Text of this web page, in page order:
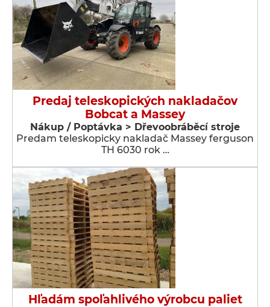
Predaj teleskopických nakladačov
Bobcat a Massey
Nákup / Poptávka > Dřevoobráběcí stroje
Predam teleskopicky nakladač Massey ferguson
TH 6030 rok …
Hľadám spoľahlivého výrobcu paliet